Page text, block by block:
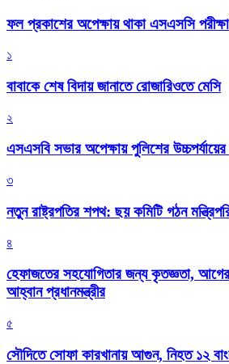
ফল প্রকাশের অপেক্ষায় থাকা এসএসসি
১
বাবাকে শেষ বিদায় জানাতে রোজারিওতে মেসি
২
এসএসবি সভার অপেক্ষায় পুলিশের
৩
নতুন রাষ্ট্রপতির শপথ: ছয় কমিটি গঠন
৪
হেফাজতের সহযোগিতার জন্য কৃতজ্ঞতা,
আহ্বান প্রধানমন্ত্রীর
৫
সৌদিতে সোফা কারখানায় আগুন, নিহত ১২